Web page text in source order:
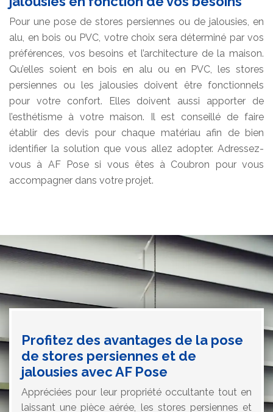
Pour une pose de stores persiennes ou de jalousies, en
alu, en bois ou PVC, votre choix sera déterminé par vos
préférences, vos besoins et l’architecture de la maison.
Qu’elles soient en bois en alu ou en PVC, les stores
persiennes ou les jalousies doivent être fonctionnels
pour votre confort. Elles doivent aussi apporter de
l’esthétisme à votre maison. Il est conseillé de faire
établir des devis pour chaque matériau afin de bien
identifier la solution que vous allez adopter. Adressez-
vous à AF Pose si vous êtes à Coubron pour vous
accompagner dans votre projet.
Profitez des avantages de la pose
de stores persiennes et de
jalousies avec AF Pose
Appréciées pour leur propriété occultante tout en
laissant une pièce aérée, les stores persiennes et